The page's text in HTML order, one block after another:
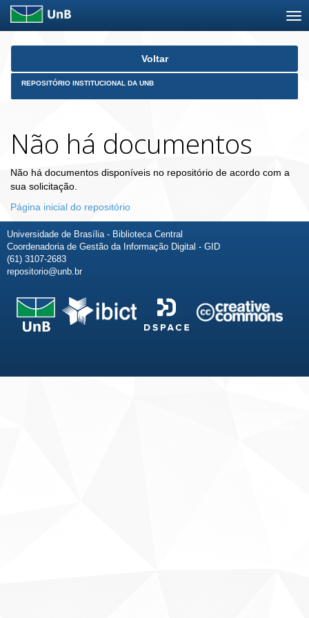
Skip
Voltar
REPOSITÓRIO INSTITUCIONAL DA UNB
Não há documentos
Não há documentos disponíveis no repositório de acordo com a
sua solicitação.
Página inicial do repositório
Universidade de Brasília - Biblioteca Central
Coordenadoria de Gestão da Informação Digital - GID
(61) 3107-2683
repositorio@unb.br